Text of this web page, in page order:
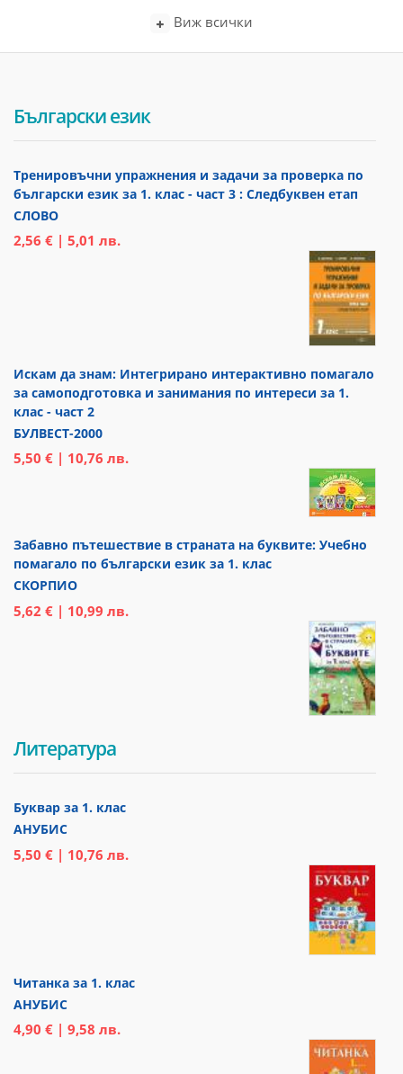
Виж всички
Български език
Тренировъчни упражнения и задачи за проверка по
български език за 1. клас - част 3 : Следбуквен етап
СЛОВО
2,56 € | 5,01 лв.
Искам да знам: Интегрирано интерактивно помагало
за самоподготовка и занимания по интереси за 1.
клас - част 2
БУЛВЕСТ-2000
5,50 € | 10,76 лв.
Забавно пътешествие в страната на буквите: Учебно
помагало по български език за 1. клас
СКОРПИО
5,62 € | 10,99 лв.
Литература
Буквар за 1. клас
АНУБИС
5,50 € | 10,76 лв.
Читанка за 1. клас
АНУБИС
4,90 € | 9,58 лв.